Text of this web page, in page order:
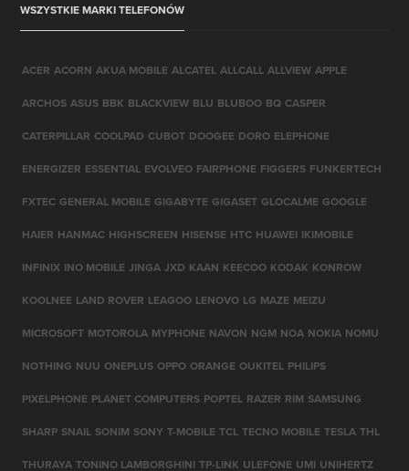
WSZYSTKIE MARKI TELEFONÓW
ACER ACORN AKUA MOBILE ALCATEL ALLCALL ALLVIEW APPLE
ARCHOS ASUS BBK BLACKVIEW BLU BLUBOO BQ CASPER
CATERPILLAR COOLPAD CUBOT DOOGEE DORO ELEPHONE
ENERGIZER ESSENTIAL EVOLVEO FAIRPHONE FIGGERS FUNKERTECH
FXTEC GENERAL MOBILE GIGABYTE GIGASET GLOCALME GOOGLE
HAIER HANMAC HIGHSCREEN HISENSE HTC HUAWEI IKIMOBILE
INFINIX INO MOBILE JINGA JXD KAAN KEECOO KODAK KONROW
KOOLNEE LAND ROVER LEAGOO LENOVO LG MAZE MEIZU
MICROSOFT MOTOROLA MYPHONE NAVON NGM NOA NOKIA NOMU
NOTHING NUU ONEPLUS OPPO ORANGE OUKITEL PHILIPS
PIXELPHONE PLANET COMPUTERS POPTEL RAZER RIM SAMSUNG
SHARP SNAIL SONIM SONY T-MOBILE TCL TECNO MOBILE TESLA THL
THURAYA TONINO LAMBORGHINI TP-LINK ULEFONE UMI UNIHERTZ